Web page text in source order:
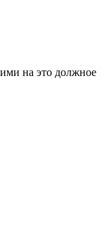
на это должное